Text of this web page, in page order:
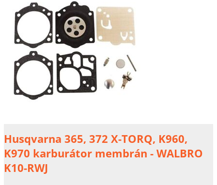
Husqvarna 365, 372 X-TORQ, K960,
K970 karburátor membrán - WALBRO
K10-RWJ